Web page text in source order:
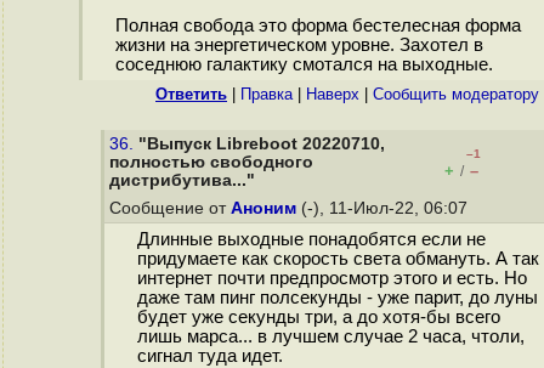
Полная свобода это форма бестелесная форма
жизни на энергетическом уровне. Захотел в
соседнюю галактику смотался на выходные.
Ответить Правка| Наверх Cообщить модератору
36. "Выпуск Libreboot 20220710,
полностью свободного
дистрибутива..."
–1
+ / –
Сообщение от Аноним (-), 11-Июл-22, 06:07
Длинные выходные понадобятся если не
придумаете как скорость света обмануть. А так
интернет почти предпросмотр этого и есть. Но
даже там пинг полсекунды - уже парит, до луны
будет уже секунды три, а до хотя-бы всего
лишь марса... в лучшем случае 2 часа, чтоли,
сигнал туда идет.